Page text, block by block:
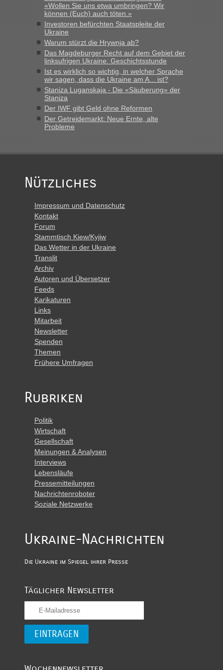
Berichte und Reisetipps • Re: An welchem
Grenzübergang zwischen Polen und der Ukraine geht es am
schnellsten?
„Derzeit, ist es überall sehr voll an den Grenzen Ukraine/
Polen. Zb. Krakovets 100 PKW ca. 10 h Wartezeit. Wollen
Montag rüber, versuchen es sehr früh.“
«Wollen Sie uns etwa umbringen? Wir
können (Euch) auch töten.»
Investoren befürchten Staatspleite der
Ukraine
Warum stürzt die Hrywnja ab?
Das Magdeburger Recht auf dem Gebiet der
linksufrigen Ukraine: Geschichtsstunde
Ist es wirklich so wichtig, in welcher Sprache
wir sagen, dass die Ukraine am A... ist?
Staniza Luganskaja - Die «Säuberung» der
Staniza
Der IWF gibt Geld ohne Reformen
Der Getreidemarkt: Neue Ernte, alte
Probleme
Nützliches
Impressum und Datenschutz
Kontakt
Forum
Stammtisch Kiew/Kyjiw
Das Wetter in der Ukraine
Translit
Archiv
Autoren und Übersetzer
Feeds
Karikaturen
Links
Mitarbeit
Newsletter
Spenden
Themen
Frühere Umfragen
Rubriken
Politik
Wirtschaft
Gesellschaft
Meinungen & Analysen
Interviews
Lebensläufe
Pressemitteilungen
Nachrichtenroboter
Soziale Netzwerke
Ukraine-Nachrichten
Die Ukraine im Spiegel ihrer Presse
Täglicher Newsletter